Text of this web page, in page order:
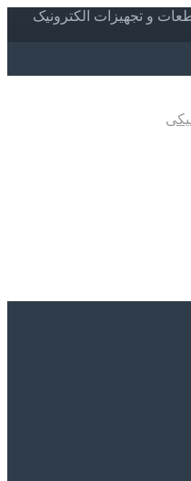
و تجهیزات الکترونیک